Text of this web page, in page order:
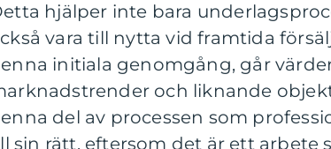
hjälper inte bara
vara till nytta vid framtida
initiala genomgång, går
och liknande
del av processen som
sin rätt, eftersom det är ett arbete